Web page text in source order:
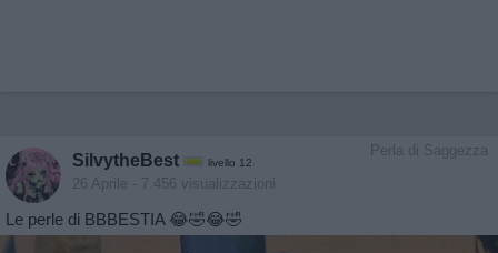
Perla di Saggezza
SilvytheBest livello 12
26 Aprile - 7.456 visualizzazioni
Le perle di BBBESTIA 😂🤣😂🤣